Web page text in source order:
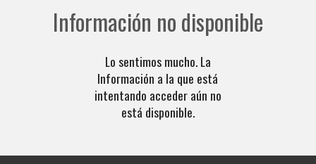
Información no disponible
Lo sentimos mucho. La
Información a la que está
intentando acceder aún no
está disponible.